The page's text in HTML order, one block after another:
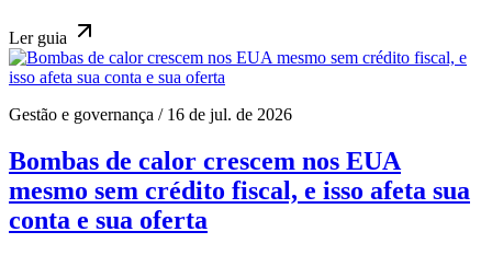
Ler guia
Gestão e governança / 16 de jul. de 2026
Bombas de calor crescem nos EUA
mesmo sem crédito fiscal, e isso afeta sua
conta e sua oferta